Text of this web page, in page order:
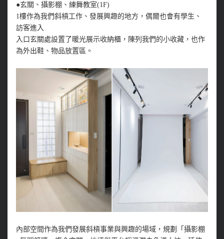
●玄關、攝影棚、練舞教室(1F)
1樓作為我們斜槓工作、發展興趣的地方，偶爾也會有學生、
訪客進入
入口玄關處設置了暖光展示收納櫃，陳列我們的小收藏，也作
為外出鞋、物品放置區。
內部空間作為我們發展斜槓事業與興趣的場域，規劃「攝影棚